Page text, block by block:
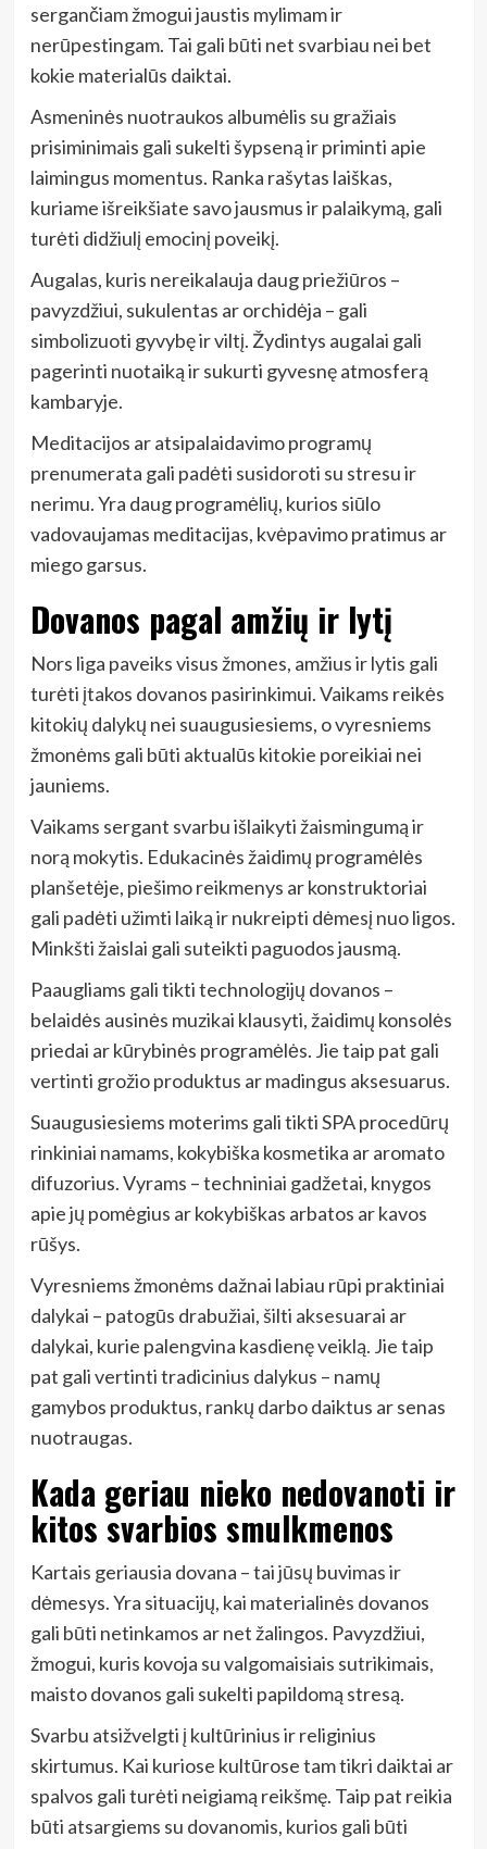
sergančiam žmogui jaustis mylimam ir
nerūpestingam. Tai gali būti net svarbiau nei bet
kokie materialūs daiktai.
Asmeninės nuotraukos albumėlis su gražiais
prisiminimais gali sukelti šypseną ir priminti apie
laimingus momentus. Ranka rašytas laiškas,
kuriame išreikšiate savo jausmus ir palaikymą, gali
turėti didžiulį emocinį poveikį.
Augalas, kuris nereikalauja daug priežiūros –
pavyzdžiui, sukulentas ar orchidėja – gali
simbolizuoti gyvybę ir viltį. Žydintys augalai gali
pagerinti nuotaiką ir sukurti gyvesnę atmosferą
kambaryje.
Meditacijos ar atsipalaidavimo programų
prenumerata gali padėti susidoroti su stresu ir
nerimu. Yra daug programėlių, kurios siūlo
vadovaujamas meditacijas, kvėpavimo pratimus ar
miego garsus.
Dovanos pagal amžių ir lytį
Nors liga paveiks visus žmones, amžius ir lytis gali
turėti įtakos dovanos pasirinkimui. Vaikams reikės
kitokių dalykų nei suaugusiesiems, o vyresniems
žmonėms gali būti aktualūs kitokie poreikiai nei
jauniems.
Vaikams sergant svarbu išlaikyti žaismingumą ir
norą mokytis. Edukacinės žaidimų programėlės
planšetėje, piešimo reikmenys ar konstruktoriai
gali padėti užimti laiką ir nukreipti dėmesį nuo ligos.
Minkšti žaislai gali suteikti paguodos jausmą.
Paaugliams gali tikti technologijų dovanos –
belaidės ausinės muzikai klausyti, žaidimų konsolės
priedai ar kūrybinės programėlės. Jie taip pat gali
vertinti grožio produktus ar madingus aksesuarus.
Suaugusiesiems moterims gali tikti SPA procedūrų
rinkiniai namams, kokybiška kosmetika ar aromato
difuzorius. Vyrams – techniniai gadžetai, knygos
apie jų pomėgius ar kokybiškas arbatos ar kavos
rūšys.
Vyresniems žmonėms dažnai labiau rūpi praktiniai
dalykai – patogūs drabužiai, šilti aksesuarai ar
dalykai, kurie palengvina kasdienę veiklą. Jie taip
pat gali vertinti tradicinius dalykus – namų
gamybos produktus, rankų darbo daiktus ar senas
nuotraugas.
Kada geriau nieko nedovanoti ir
kitos svarbios smulkmenos
Kartais geriausia dovana – tai jūsų buvimas ir
dėmesys. Yra situacijų, kai materialinės dovanos
gali būti netinkamos ar net žalingos. Pavyzdžiui,
žmogui, kuris kovoja su valgomaisiais sutrikimais,
maisto dovanos gali sukelti papildomą stresą.
Svarbu atsižvelgti į kultūrinius ir religinius
skirtumus. Kai kuriose kultūrose tam tikri daiktai ar
spalvos gali turėti neigiamą reikšmę. Taip pat reikia
būti atsargiems su dovanomis, kurios gali būti